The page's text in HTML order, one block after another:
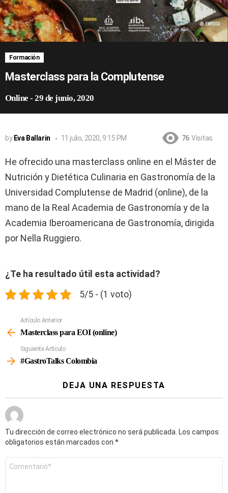
Formación
Masterclass para la Complutense
Online -29 de junio, 2020
by Eva Ballarin 11 julio, 2020, 9:15 PM 76 Visitas
He ofrecido una masterclass online en el Máster de
Nutrición y Dietética Culinaria en Gastronomía de la
Universidad Complutense de Madrid (online), de la
mano de la Real Academia de Gastronomía y de la
Academia Iberoamericana de Gastronomía, dirigida
por Nella Ruggiero.
¿Te ha resultado útil esta actividad?
5/5 - (1 voto)
Más
Artículo Anterior
Masterclass para EOI (online)
Siguiente Artículo
#GastroTalks Colombia
DEJA UNA RESPUESTA
Tu dirección de correo electrónico no será publicada. Los campos
obligatorios están marcados con *